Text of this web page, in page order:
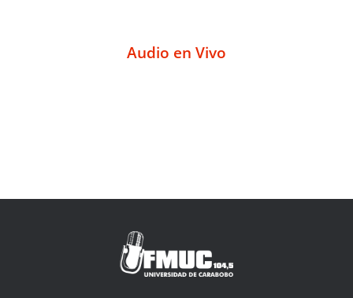
Audio en Vivo